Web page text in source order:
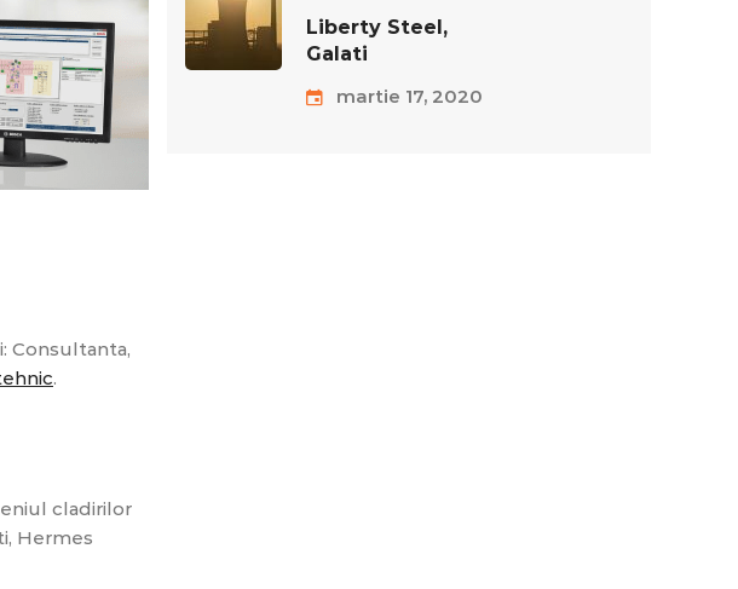
Consultanta,
.
cladirilor
Hermes
Liberty Steel,
Galati
martie 17, 2020